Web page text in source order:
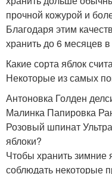
прочной кожурой и
Благодаря этим
хранить до 6 месяцев
Какие сорта яблок
Некоторые из самых
Антоновка Голден
Малинка Папировка
Розовый шпинат
яблоки?
Чтобы хранить зимние
соблюдать некоторые